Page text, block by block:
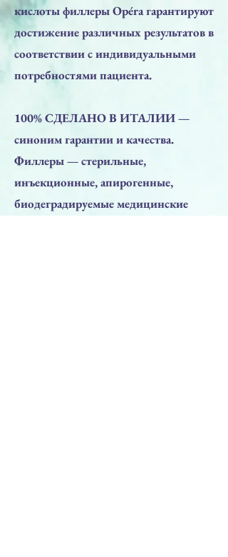
кислоты филлеры Opéra гарантируют
достижение различных результатов в
соответствии с индивидуальными
потребностями пациента.
100% СДЕЛАНО В ИТАЛИИ —
синоним гарантии и качества.
Филлеры — стерильные,
инъекционные, апирогенные,
биодеградируемые медицинские